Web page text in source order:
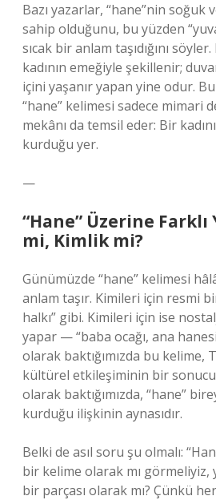
Bazı yazarlar, “hane”nin soğuk
sahip olduğunu, bu yüzden
sıcak bir anlam taşıdığını
kadının emeğiyle şekillenir;
içini yaşanır yapan yine odur. Bu
“hane” kelimesi sadece mimari
mekânı da temsil eder: Bir
kurduğu yer.
—
“Hane” Üzerine
mi, Kimlik mi?
Günümüzde “hane” kelimesi
anlam taşır. Kimileri için resmi
halkı” gibi. Kimileri için ise
yapar — “baba ocağı, ana
olarak baktığımızda bu kelime,
kültürel etkileşiminin bir
olarak baktığımızda, “hane”
kurduğu ilişkinin aynasıdır.
Belki de asıl soru şu olmalı:
bir kelime olarak mı görmeliyiz,
bir parçası olarak mı? Çünkü